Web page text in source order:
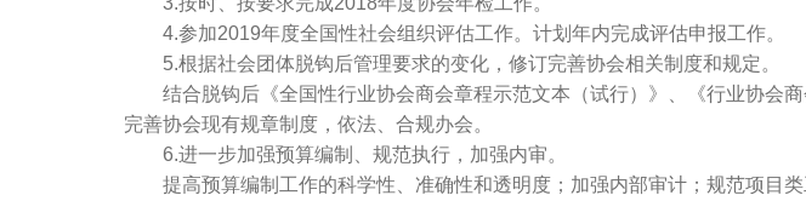
4.参加2019年度全国性社会组织评估工作。计划年内完成评估申报工作。
5.根据社会团体脱钩后管理要求的变化，修订完善协会相关制度和规定。
结合脱钩后《全国性行业协会商会章程示范文本（试行）》、《行业协会
完善协会现有规章制度，依法、合规办会。
6.进一步加强预算编制、规范执行，加强内审。
提高预算编制工作的科学性、准确性和透明度；加强内部审计；规范项目类